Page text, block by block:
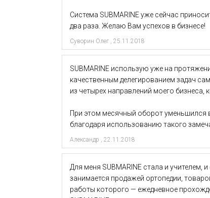
Суворин Олег , 25.11.2018
Система SUBMARINE уже сейчас
два раза. Желаю Вам успехов в бизнесе!
Александр , 22.11.2018
SUBMARINE использую уже на
качественным делегированием задач
из четырех направлений моего
При этом месячный оборот уменьшился
благодаря использованию такого
Для меня SUBMARINE стала и
занимается продажей ортопедии,
работы которого — ежедневное